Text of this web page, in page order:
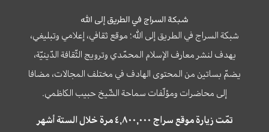
شبكة السراج في الطريق إلى الله
شبكة السراج في الطريق إلى الله؛ موقع ثقافي، إعلامي وتبليغي،
يهدف لنشر معارف الإسلام المحمّدي وترويج الثّقافة الدّينيّة،
يضمّ بساتين من المحتوى الهادف في مختلف المجالات، مضافا
إلى محاضرات ومؤلّفات سماحة الشّيخ حبيب الكاظمي.
تمّت زيارة موقع سراج ٤,٨٠٠,٠٠٠ مرة خلال الستة أشهر